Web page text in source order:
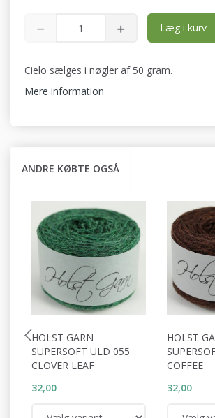
Læg i kurv
Cielo sælges i nøgler af 50 gram.
Mere information
ANDRE KØBTE OGSÅ
HOLST GARN
SUPERSOFT ULD 055
CLOVER LEAF
32,00
HOLST
COFFEE
32,00